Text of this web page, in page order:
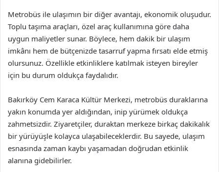
Metrobüs ile ulaşımın bir diğer avantajı, ekonomik oluşudur.
Toplu taşıma araçları, özel araç kullanımına göre daha
uygun maliyetler sunar. Böylece, hem dakik bir ulaşım
imkânı hem de bütçenizde tasarruf yapma fırsatı elde etmiş
olursunuz. Özellikle etkinliklere katılmak isteyen bireyler
için bu durum oldukça faydalıdır.
Bakırköy Cem Karaca Kültür Merkezi, metrobüs duraklarına
yakın konumda yer aldığından, inip yürümek oldukça
zahmetsizdir. Ziyaretçiler, duraktan merkeze birkaç dakikalık
bir yürüyüşle kolayca ulaşabileceklerdir. Bu sayede, ulaşım
esnasında zaman kaybı yaşamadan doğrudan etkinlik
alanına gidebilirler.